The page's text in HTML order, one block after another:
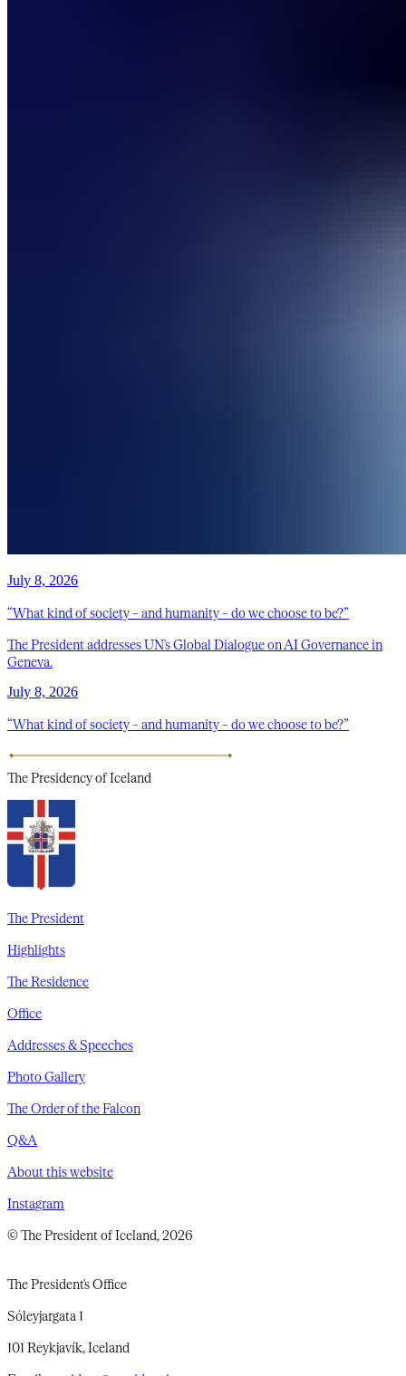
July 8, 2026
“What kind of society – and humanity – do we choose to be?”
The President addresses UN's Global Dialogue on AI Governance in
Geneva.
July 8, 2026
“What kind of society – and humanity – do we choose to be?”
The Presidencyof Iceland
The President
Highlights
The Residence
Office
Addresses & Speeches
Photo Gallery
The Order of the Falcon
Q&A
About this website
Instagram
© The President of Iceland, 2026
The President's Office
Sóleyjargata 1
101 Reykjavík, Iceland